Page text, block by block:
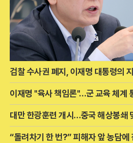
검찰 수사권 폐지, 이재명 대통령의
이재명 "육사 책임론"…군 교육 체계
대만 한광훈련 개시…중국 해상봉쇄
“돌려차기 한 번?” 피해자 앞 농담에